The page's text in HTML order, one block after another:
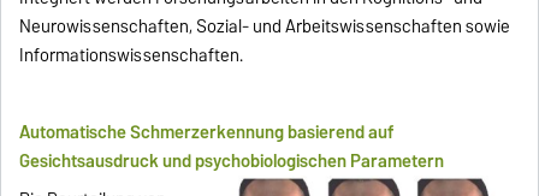
Neurowissenschaften, Sozial- und Arbeitswissenschaften sowie
Informationswissenschaften.
Automatische Schmerzerkennung basierend auf
Gesichtsausdruck und psychobiologischen Parametern